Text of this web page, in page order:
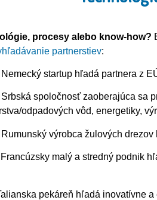
procesy alebo know-how?
partnerstiev:
Nemecký startup hľadá partnera z
Srbská spoločnosť zaoberajúca sa
odpadových vôd, energetiky,
Rumunský výrobca žulových
Francúzsky malý a stredný podnik
pekáreň hľadá inovatívne